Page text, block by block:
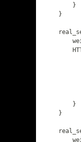
        }
    }
        }
    }